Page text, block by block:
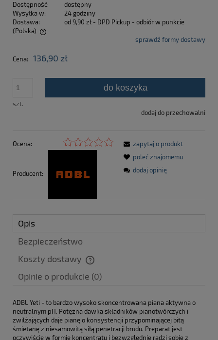
Dostępność:
dostępny
Wysyłka w:
24 godziny
Dostawa:
od 9,90 zł - DPD Pickup - odbiór w punkcie
(Polska)
Cena nie zawiera ewentualnych kosztów płatnościsprawdź formy dostawy
Cena: 136,90 zł
szt.
do koszyka
dodaj do przechowalni
Ocena:
Producent:
zapytaj o produkt
poleć znajomemu
dodaj opinię
Opis
Bezpieczeństwo
Koszty dostawy
Cena nie zawiera ewentualnych kosztów płatności
Opinie o produkcie (0)
ADBL Yeti - to bardzo wysoko skoncentrowana piana aktywna o
neutralnym pH. Potężna dawka składników pianotwórczych i
zwilżających daje pianę o konsystencji przypominającej bitą
śmietanę z niesamowitą siłą penetracji brudu. Preparat jest
oczywiście w formie koncentratu i bezwzględnie radzi sobie z